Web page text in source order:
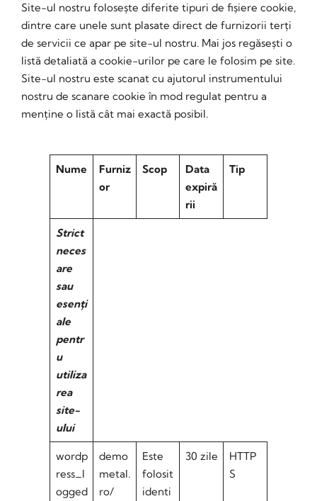
Site-ul nostru folosește diferite tipuri de fișiere cookie,
dintre care unele sunt plasate direct de furnizorii terți
de servicii ce apar pe site-ul nostru. Mai jos regăsești o
listă detaliată a cookie-urilor pe care le folosim pe site.
Site-ul nostru este scanat cu ajutorul instrumentului
nostru de scanare cookie în mod regulat pentru a
menține o listă cât mai exactă posibil.
Nume
Furniz
or
Scop
Data
expiră
rii
Tip
Strict
neces
are
sau
esenți
ale
pentr
u
utiliza
rea
site-
ului
wordp
ress_l
ogged
demo
metal.
ro/
Este
folosit
identi
30 zile
HTTP
S